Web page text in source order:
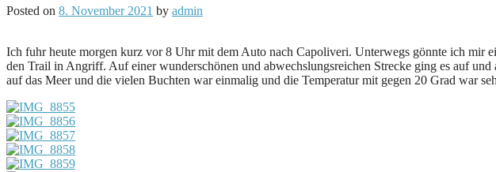
Posted on 8. November 2021 by admin
Ich fuhr heute morgen kurz vor 8 Uhr mit dem Auto nach Capoliveri. Unterwegs gönnte ich
den Trail in Angriff. Auf einer wunderschönen und abwechslungsreichen Strecke ging es auf
auf das Meer und die vielen Buchten war einmalig und die Temperatur mit gegen 20 Grad war